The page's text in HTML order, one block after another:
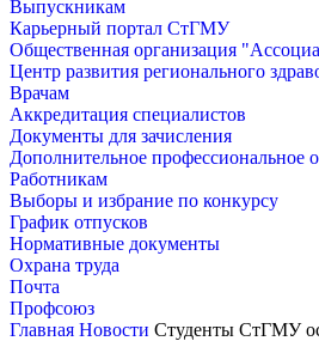
Выпускникам
Карьерный портал СтГМУ
Общественная организация
Центр развития регионального
Врачам
Аккредитация специалистов
Документы для зачисления
Дополнительное профессиональное
Работникам
Выборы и избрание по конкурсу
График отпусков
Нормативные документы
Охрана труда
Почта
Профсоюз
Главная Новости Студенты СтГМУ